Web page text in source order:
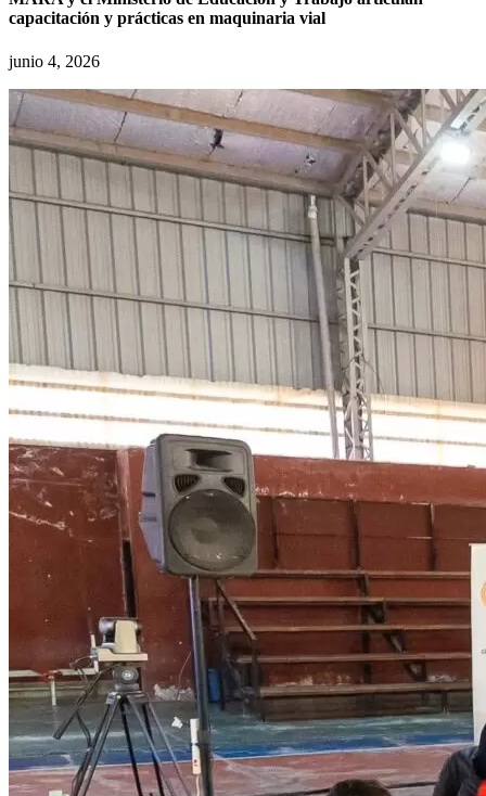
capacitación y prácticas en maquinaria vial
junio 4, 2026